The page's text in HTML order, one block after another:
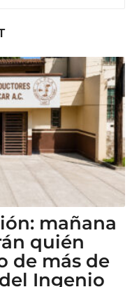
mañana
quién
de más de
Ingenio